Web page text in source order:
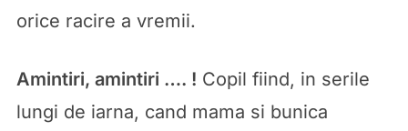
orice racire a vremii.
Amintiri, amintiri …. ! Copil fiind, in serile
lungi de iarna, cand mama si bunica